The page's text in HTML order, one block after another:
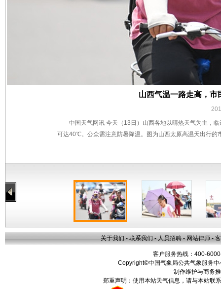
山西气温一路走高，市
中国天气网讯 今天（13日）山西各地以晴热天气为主，
可达40℃。公众需注意防暑降温。图为山西太原高温天出行的
关于我们 - 联系我们 - 人员招聘 - 网站律师 -
客户服务热线：400-
Copyright©中国气象局公共气象服务
制作维护与商务
郑重声明：使用本站天气信息，请与本站联